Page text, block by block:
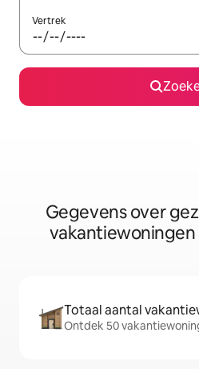
Vertrek
Gegevens over
Totaal aantal
Ontdek 50